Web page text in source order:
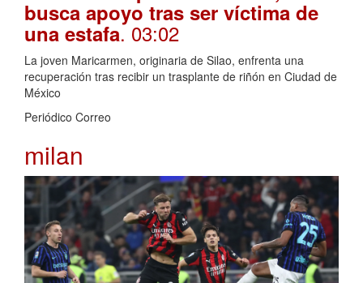
busca apoyo tras ser víctima de
una estafa. 03:02
La joven Maricarmen, originaria de Silao, enfrenta una
recuperación tras recibir un trasplante de riñón en Ciudad de
México
Periódico Correo
milan